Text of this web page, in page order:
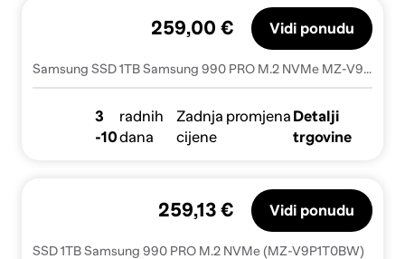
Samsung SSD 1TB Samsung 990 PRO M.2 NVMe MZ-V9P1T0BW
259,00 € Vidi ponudu
3
-10
radnih
dana
Zadnja promjena
cijene
Detalji
trgovine
SSD 1TB Samsung 990 PRO M.2 NVMe (MZ-V9P1T0BW)
259,13 € Vidi ponudu